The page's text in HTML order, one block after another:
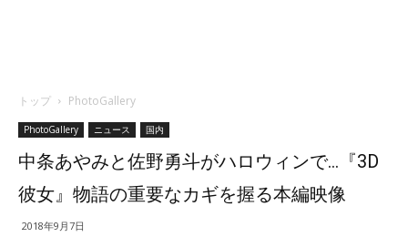
トップ PhotoGallery
PhotoGallery ニュース 国内
中条あやみと佐野勇斗がハロウィンで…『3D
彼女』物語の重要なカギを握る本編映像
2018年9月7日